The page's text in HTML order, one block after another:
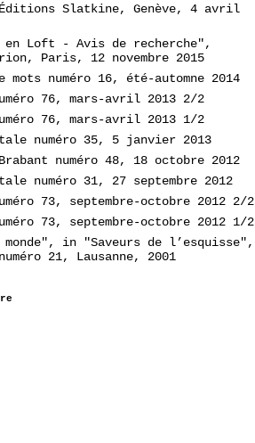
Slatkine, Genève, 4 avril
en Loft - Avis de recherche",
Paris, 12 novembre 2015
mots numéro 16, été-automne 2014
76, mars-avril 2013 2/2
76, mars-avril 2013 1/2
numéro 35, 5 janvier 2013
numéro 48, 18 octobre 2012
numéro 31, 27 septembre 2012
73, septembre-octobre 2012 2/2
73, septembre-octobre 2012 1/2
monde", in "Saveurs de l’esquisse",
21, Lausanne, 2001